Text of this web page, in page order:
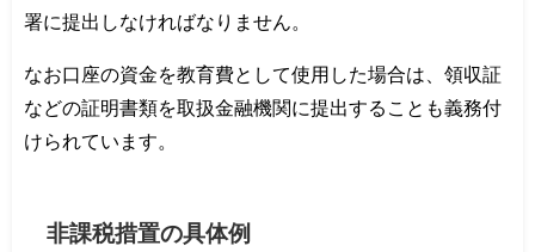
署に提出しなければなりません。
なお口座の資金を教育費として使用した場合は、領収証
などの証明書類を取扱金融機関に提出することも義務付
けられています。
非課税措置の具体例